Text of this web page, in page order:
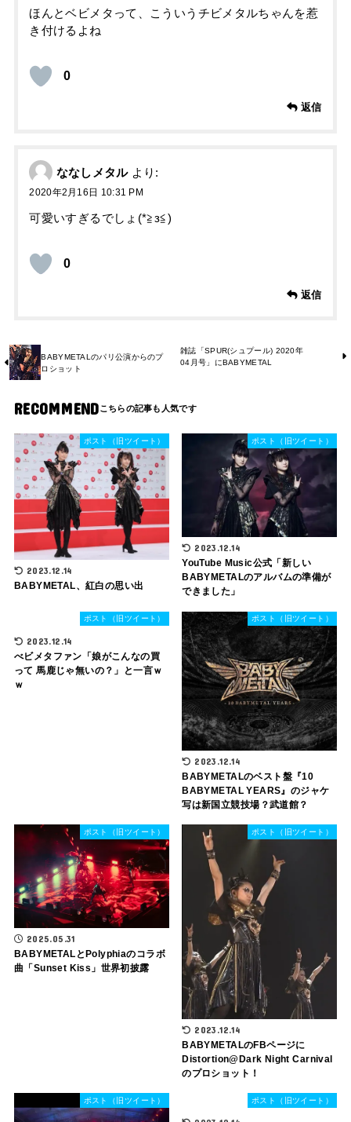
ほんとベビメタって、こういうチビメタルちゃんを惹
き付けるよね
0
返信
ななしメタル より:
2020年2月16日 10:31 PM
可愛いすぎるでしょ(*≧з≦)
0
返信
BABYMETALのパリ公演からのプ
ロショット
雑誌「SPUR(シュプール) 2020年
04月号」にBABYMETAL
RECOMMEND
ポスト（旧ツイート）
2023.12.14
BABYMETAL、紅白の思い出
ポスト（旧ツイート）
2023.12.14
YouTube Music公式「新しい
BABYMETALのアルバムの準備が
できました」
ポスト（旧ツイート）
2023.12.14
べビメタファン「娘がこんなの買
って 馬鹿じゃ無いの？」と一言ｗ
ｗ
ポスト（旧ツイート）
2023.12.14
BABYMETALのベスト盤『10
BABYMETAL YEARS』のジャケ
写は新国立競技場？武道館？
ポスト（旧ツイート）
2025.05.31
BABYMETALとPolyphiaのコラボ
曲「Sunset Kiss」世界初披露
ポスト（旧ツイート）
2023.12.14
BABYMETALのFBページに
Distortion@Dark Night Carnival
のプロショット！
ポスト（旧ツイート） ポスト（旧ツイート）